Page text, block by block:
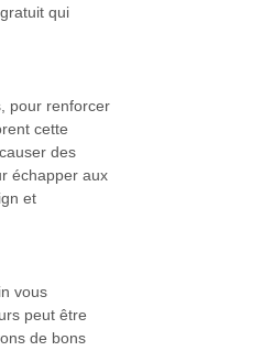
qui
pour renforcer
cette
des
échapper aux
et
vous
peut être
de bons